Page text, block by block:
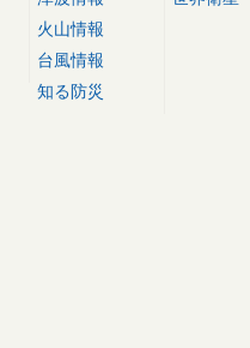
火山情報
台風情報
知る防災